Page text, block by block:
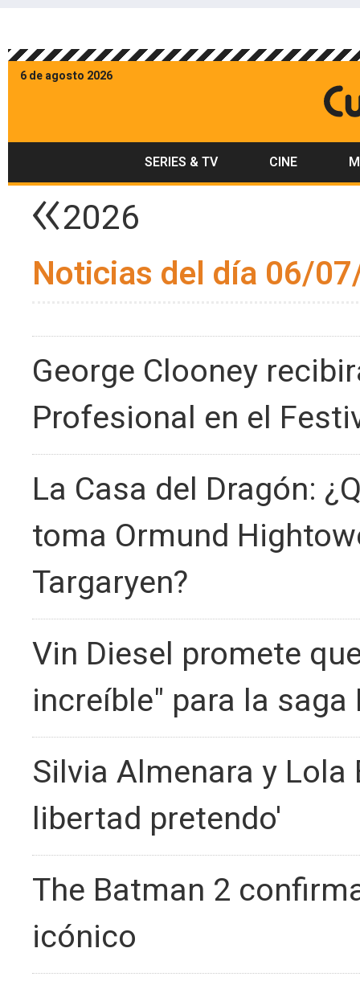
6 de agosto 2026
SERIES & TV CINE
2026
Noticias del día 06/
George Clooney
Profesional en el
La Casa del Dragón:
toma Ormund
Targaryen?
Vin Diesel promete
increíble" para la
Silvia Almenara y
libertad pretendo'
The Batman 2
icónico